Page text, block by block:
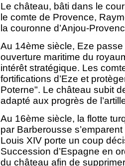
Le château, bâti dans le
le comte de Provence,
la couronne d’Anjou-
Au 14ème siècle, Eze
ouverture maritime du
intérêt stratégique. Les
fortifications d’Eze et
Poterne". Le château subit
adapté aux progrès de
Au 16ème siècle, la flotte
par Barberousse
Louis XIV porte un coup
Succession d’Espagne en
du château afin de